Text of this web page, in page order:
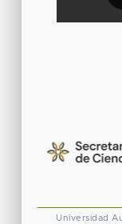
Universidad